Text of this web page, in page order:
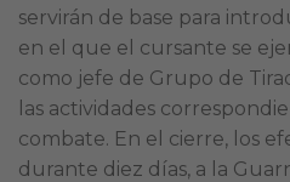
servirán de base para
en el que el cursante se
como jefe de Grupo de
las actividades
combate. En el cierre, los
durante diez días, a la